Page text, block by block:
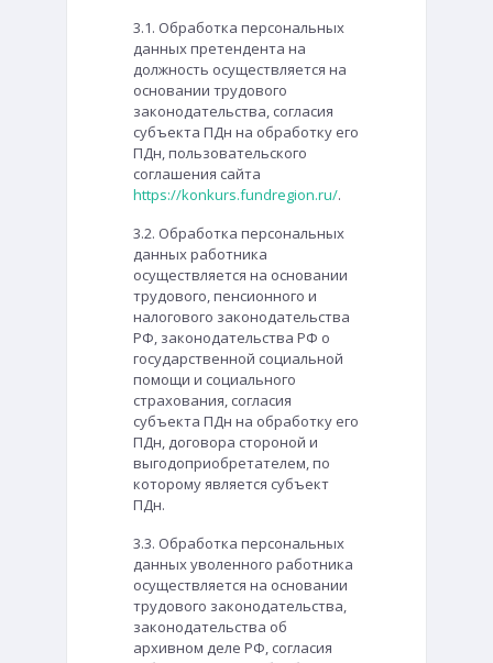
3.1. Обработка персональных
данных претендента на
должность осуществляется на
основании трудового
законодательства, согласия
субъекта ПДн на обработку его
ПДн, пользовательского
соглашения сайта
https://konkurs.fundregion.ru/.
3.2. Обработка персональных
данных работника
осуществляется на основании
трудового, пенсионного и
налогового законодательства
РФ, законодательства РФ о
государственной социальной
помощи и социального
страхования, согласия
субъекта ПДн на обработку его
ПДн, договора стороной и
выгодоприобретателем, по
которому является субъект
ПДн.
3.3. Обработка персональных
данных уволенного работника
осуществляется на основании
трудового законодательства,
законодательства об
архивном деле РФ, согласия